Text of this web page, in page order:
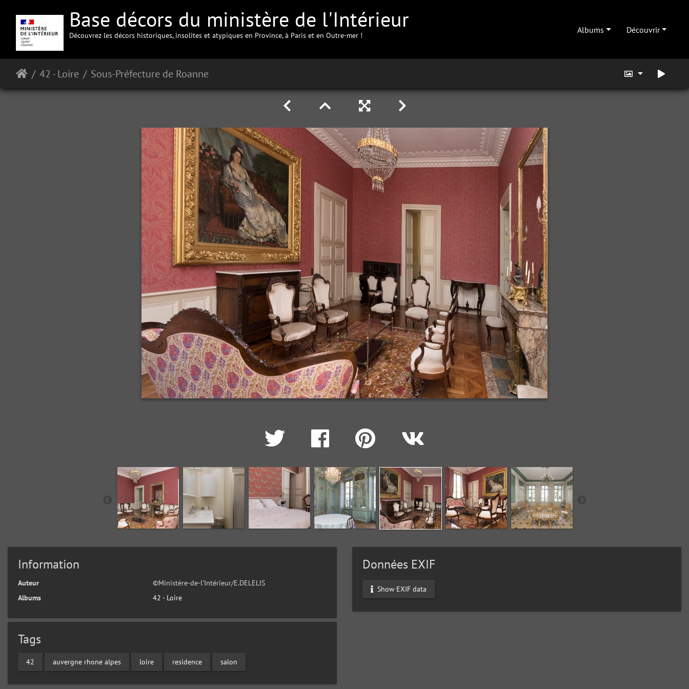
Base décors du ministère de l'Intérieur
Découvrez les décors historiques, insolites et atypiques en Province, à Paris et en Outre-mer !
Albums Découvrir
42 - Loire Sous-Préfecture de Roanne
Information
Auteur
©Ministère-de-l'Intérieur/E.DELELIS
Albums
42 - Loire
Tags
42 auvergne rhone alpes loire residence salon
Données EXIF
Show EXIF data